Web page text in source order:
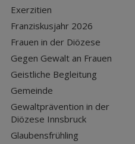
Exerzitien
Franziskusjahr 2026
Frauen in der Diözese
Gegen Gewalt an Frauen
Geistliche Begleitung
Gemeinde
Gewaltprävention in der
Diözese Innsbruck
Glaubensfrühling